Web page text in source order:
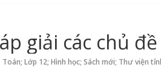
giải các chủ
Toán; Lớp 12; Hình học; Sách mới; Thư viện